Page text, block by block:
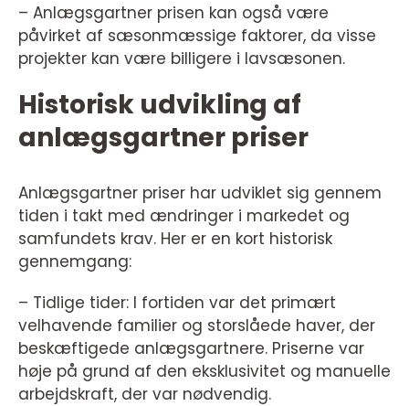
– Anlægsgartner prisen kan også være
påvirket af sæsonmæssige faktorer, da visse
projekter kan være billigere i lavsæsonen.
Historisk udvikling af
anlægsgartner priser
Anlægsgartner priser har udviklet sig gennem
tiden i takt med ændringer i markedet og
samfundets krav. Her er en kort historisk
gennemgang:
– Tidlige tider: I fortiden var det primært
velhavende familier og storslåede haver, der
beskæftigede anlægsgartnere. Priserne var
høje på grund af den eksklusivitet og manuelle
arbejdskraft, der var nødvendig.